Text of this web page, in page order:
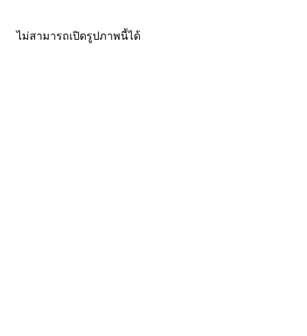
ไม่สามารถเปิดรูปภาพนี้ได้